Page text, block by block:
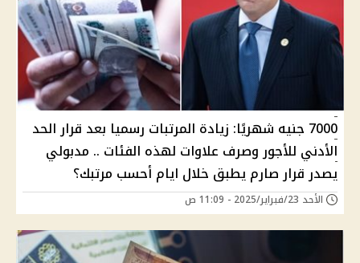
7000 جنيه شهريًا: زيادة المرتبات رسميا بعد قرار الحد
الأدني للأجور وصرف علاوات لهذه الفئات .. مدبولي
يصدر قرار صارم يطبق خلال ايام أحسب مرتبك؟
الأحد 23/فبراير/2025 - 11:09 ص